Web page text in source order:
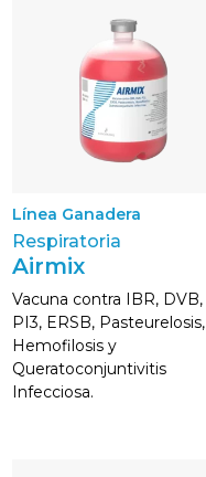
Línea Ganadera
Respiratoria
Airmix
Vacuna contra IBR, DVB,
PI3, ERSB, Pasteurelosis,
Hemofilosis y
Queratoconjuntivitis
Infecciosa.